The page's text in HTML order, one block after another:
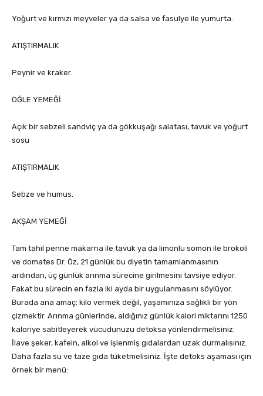
Yoğurt ve kırmızı meyveler ya da salsa ve fasulye ile yumurta.
ATIŞTIRMALIK
Peynir ve kraker.
ÖĞLE YEMEĞİ
Açık bir sebzeli sandviç ya da gökkuşağı salatası, tavuk ve yoğurt
sosu
ATIŞTIRMALIK
Sebze ve humus.
AKŞAM YEMEĞİ
Tam tahıl penne makarna ile tavuk ya da limonlu somon ile brokoli
ve domates Dr. Öz, 21 günlük bu diyetin tamamlanmasının
ardından, üç günlük arınma sürecine girilmesini tavsiye ediyor.
Fakat bu sürecin en fazla iki ayda bir uygulanmasını söylüyor.
Burada ana amaç; kilo vermek değil, yaşamınıza sağlıklı bir yön
çizmektir. Arınma günlerinde, aldığınız günlük kalori miktarını 1250
kaloriye sabitleyerek vücudunuzu detoksa yönlendirmelisiniz.
İlave şeker, kafein, alkol ve işlenmiş gıdalardan uzak durmalısınız.
Daha fazla su ve taze gıda tüketmelisiniz. İşte detoks aşaması için
örnek bir menü: